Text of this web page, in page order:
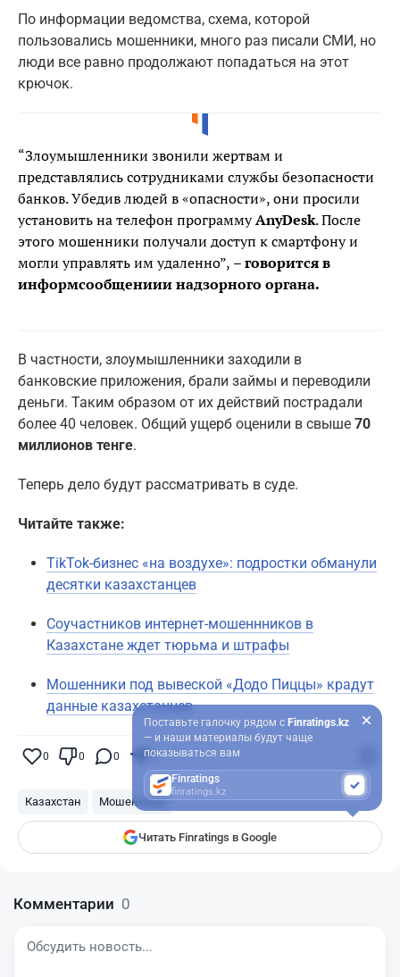
По информации ведомства, схема, которой
пользовались мошенники, много раз писали СМИ, но
люди все равно продолжают попадаться на этот
крючок.
“Злоумышленники звонили жертвам и
представлялись сотрудниками службы безопасности
банков. Убедив людей в «опасности», они просили
установить на телефон программуAnyDesk. После
этого мошенники получали доступ к смартфону и
могли управлять им удаленно”, – говорится в
информсообщениии надзорного органа.
В частности, злоумышленники заходили в
банковские приложения, брали займы и переводили
деньги. Таким образом от их действий пострадали
более 40 человек. Общий ущерб оценили в свыше 70
миллионов тенге.
Теперь дело будут рассматривать в суде.
Читайте также:
TikTok-бизнес «на воздухе»: подростки обманули
десятки казахстанцев
Соучастников интернет-мошеннников в
Казахстане ждет тюрьма и штрафы
Мошенники под вывеской «Додо Пиццы» крадут
данные казахстанцев
0 0 0 0
Казахстан Мошенники
Читать Finratings в Google
Поставьте галочку рядом с Finratings.kz
— и наши материалы будут чаще
показываться вам
Finratings
finratings.kz
Комментарии 0